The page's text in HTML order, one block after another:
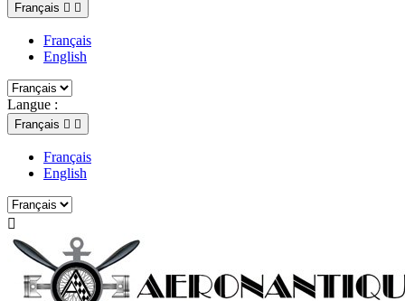
Français  
Français
English
Langue :
Français  
Français
English
